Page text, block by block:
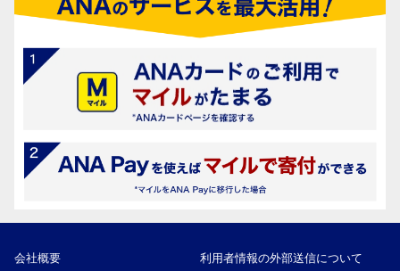
会社概要 利用者情報の外部送信について